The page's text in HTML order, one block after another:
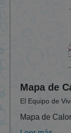
Mapa de
El Equipo de
Mapa de